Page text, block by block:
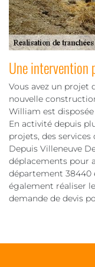
Une
Vous avez un projet
nouvelle
William est
En activité depuis
projets, des
Depuis Villeneuve
déplacements pour
département 38440
également réaliser
demande de devis